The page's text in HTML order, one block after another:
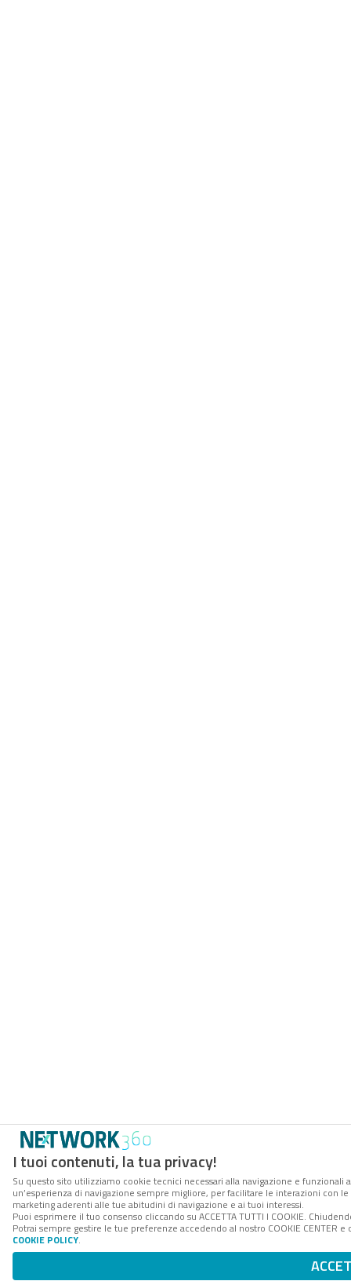
I tuoi contenuti, la tua privacy!
Su questo sito utilizziamo cookie tecnici necessari alla navigazione e
un’esperienza di navigazione sempre migliore, per facilitare le interazioni con
marketing aderenti alle tue abitudini di navigazione e ai tuoi interessi.
Puoi esprimere il tuo consenso cliccando su ACCETTA TUTTI I COOKIE.
Potrai sempre gestire le tue preferenze accedendo al nostro COOKIE
COOKIE POLICY.